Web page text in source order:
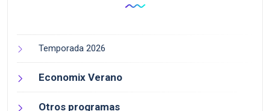
Temporada 2026
Economix Verano
Otros programas